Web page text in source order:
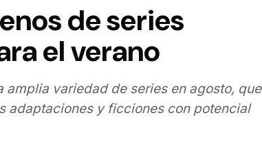
de series
el verano
amplia variedad de series en agosto, que
adaptaciones y ficciones con potencial